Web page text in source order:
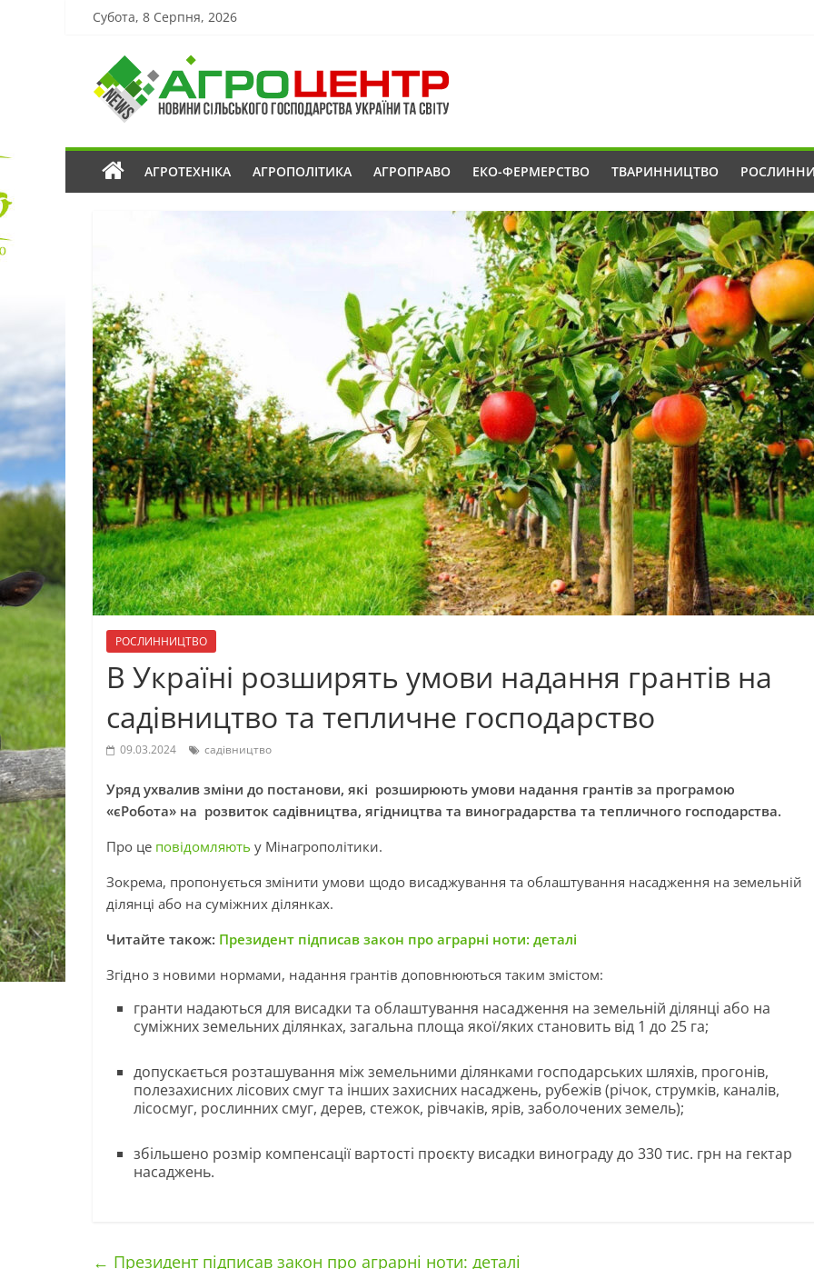
Субота, 8 Серпня, 2026
АГРОТЕХНІКА АГРОПОЛІТИКА АГРОПРАВО ЕКО-ФЕРМЕРСТВО ТВАРИННИЦТВО
РОСЛИННИЦТВО
В Україні розширять умови надання грантів на
садівництво та тепличне господарство
09.03.2024 садівництво
Уряд ухвалив зміни до постанови, які розширюють умови надання грантів за програмою
«єРобота» на розвиток садівництва, ягідництва та виноградарства та тепличного господарства.
Про це повідомляють у Мінагрополітики.
Зокрема, пропонується змінити умови щодо висаджування та облаштування насадження на земельній
ділянці або на суміжних ділянках.
Читайте також: Президент підписав закон про аграрні ноти: деталі
Згідно з новими нормами, надання грантів доповнюються таким змістом:
гранти надаються для висадки та облаштування насадження на земельній ділянці або на
суміжних земельних ділянках, загальна площа якої/яких становить від 1 до 25 га;
допускається розташування між земельними ділянками господарських шляхів, прогонів,
полезахисних лісових смуг та інших захисних насаджень, рубежів (річок, струмків, каналів,
лісосмуг, рослинних смуг, дерев, стежок, рівчаків, ярів, заболочених земель);
збільшено розмір компенсації вартості проєкту висадки винограду до 330 тис. грн на гектар
насаджень.
← Президент підписав закон про аграрні ноти: деталі